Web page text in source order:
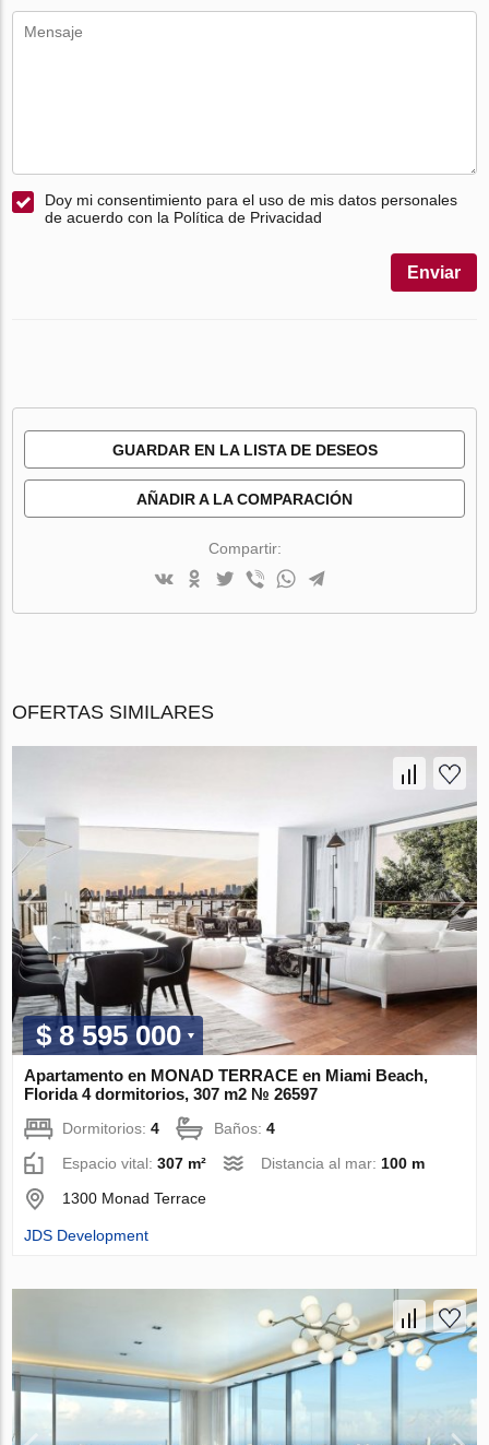
Doy mi consentimiento para el uso de mis datos personales
de acuerdo con la Política de Privacidad
Enviar
GUARDAR EN LA LISTA DE DESEOS
AÑADIR A LA COMPARACIÓN
Compartir:
OFERTAS SIMILARES
$ 8 595 000
Apartamento en MONAD TERRACE en Miami Beach,
Florida 4 dormitorios, 307 m2 № 26597
Dormitorios:4 Baños:4
Espacio vital:307 m² Distancia al mar:100 m
1300 Monad Terrace
JDS Development